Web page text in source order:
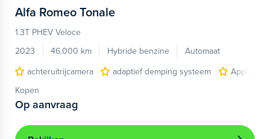
Alfa Romeo Tonale
1.3T PHEV Veloce
2023
46.000 km Hybride benzine
Automaat
achteruitrijcamera
adaptief demping systeem
Apple
Kopen
Op aanvraag